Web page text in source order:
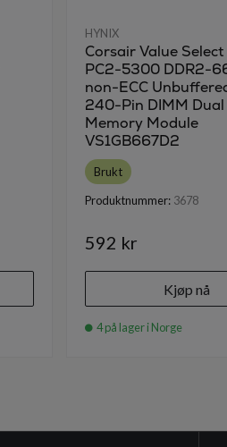
HYNIX
Corsair Value Select
PC2-5300 DDR2-
non-ECC
240-Pin DIMM Dual
Memory Module
VS1GB667D2
Brukt
Produktnummer: 3678
592 kr
Kjøp nå
4 på lager i Norge